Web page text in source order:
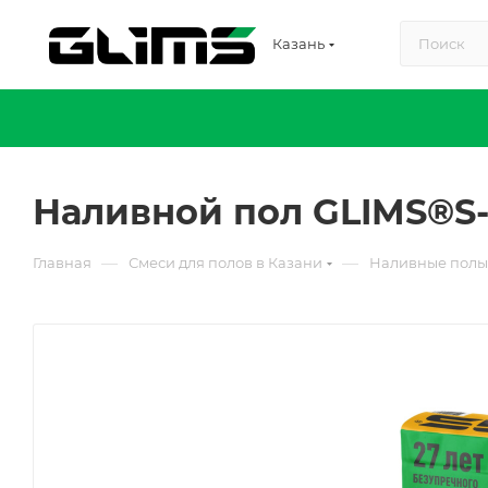
Казань
Наливной пол
Главная — Смеси для полов в Казани — Наливные